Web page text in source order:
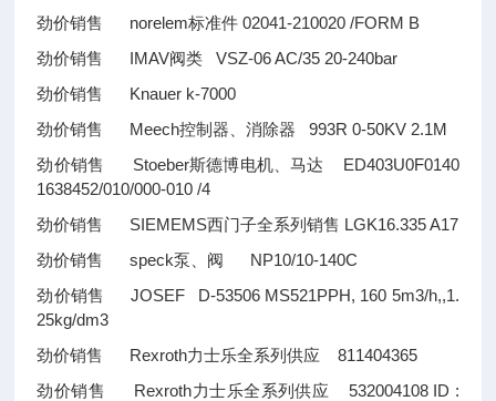
劲价销售 norelem标准件 02041-210020 /FORM B
劲价销售 IMAV阀类 VSZ-06 AC/35 20-240bar
劲价销售 Knauer k-7000
劲价销售 Meech控制器、消除器 993R 0-50KV 2.1M
劲价销售 Stoeber斯德博电机、马达 ED403U0F0140
1638452/010/000-010 /4
劲价销售 SIEMEMS西门子全系列销售 LGK16.335 A17
劲价销售 speck泵、阀 NP10/10-140C
劲价销售 JOSEF D-53506 MS521PPH, 160 5m3/h,,1.
25kg/dm3
劲价销售 Rexroth力士乐全系列供应 811404365
劲价销售 Rexroth力士乐全系列供应 532004108 ID :